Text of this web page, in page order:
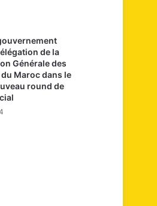
de la
Générale des
Maroc dans le
round de